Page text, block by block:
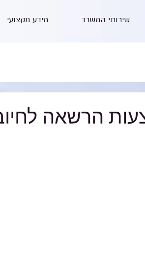
שירותי המשרד מידע מקצועי
הרשאה